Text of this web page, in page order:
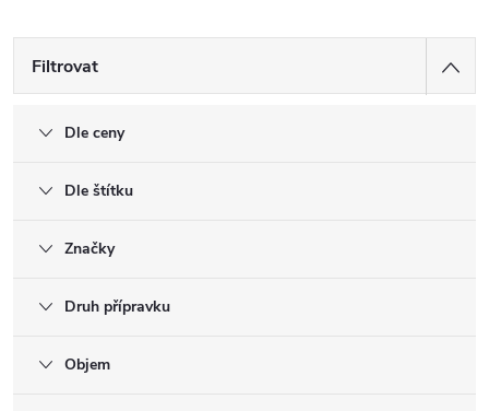
Filtrovat
Dle ceny
Dle štítku
Značky
Druh přípravku
Objem